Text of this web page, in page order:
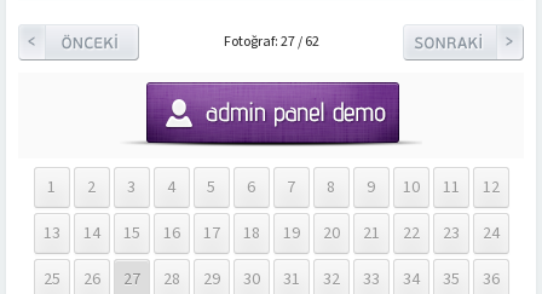
Fotoğraf: 27 / 62
1 2 3 4 5 6 7 8 9 10 11
12
13
14 15 16 17 18 19 20 21 22 23
24
25
26 27 28 29 30 31 32 33 34 35
36